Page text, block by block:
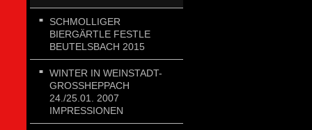
SCHMOLLIGER
BIERGÄRTLE FESTLE
BEUTELSBACH 2015
WINTER IN WEINSTADT-
GROSSHEPPACH 2
4./25.01. 2007 I
MPRESSIONEN